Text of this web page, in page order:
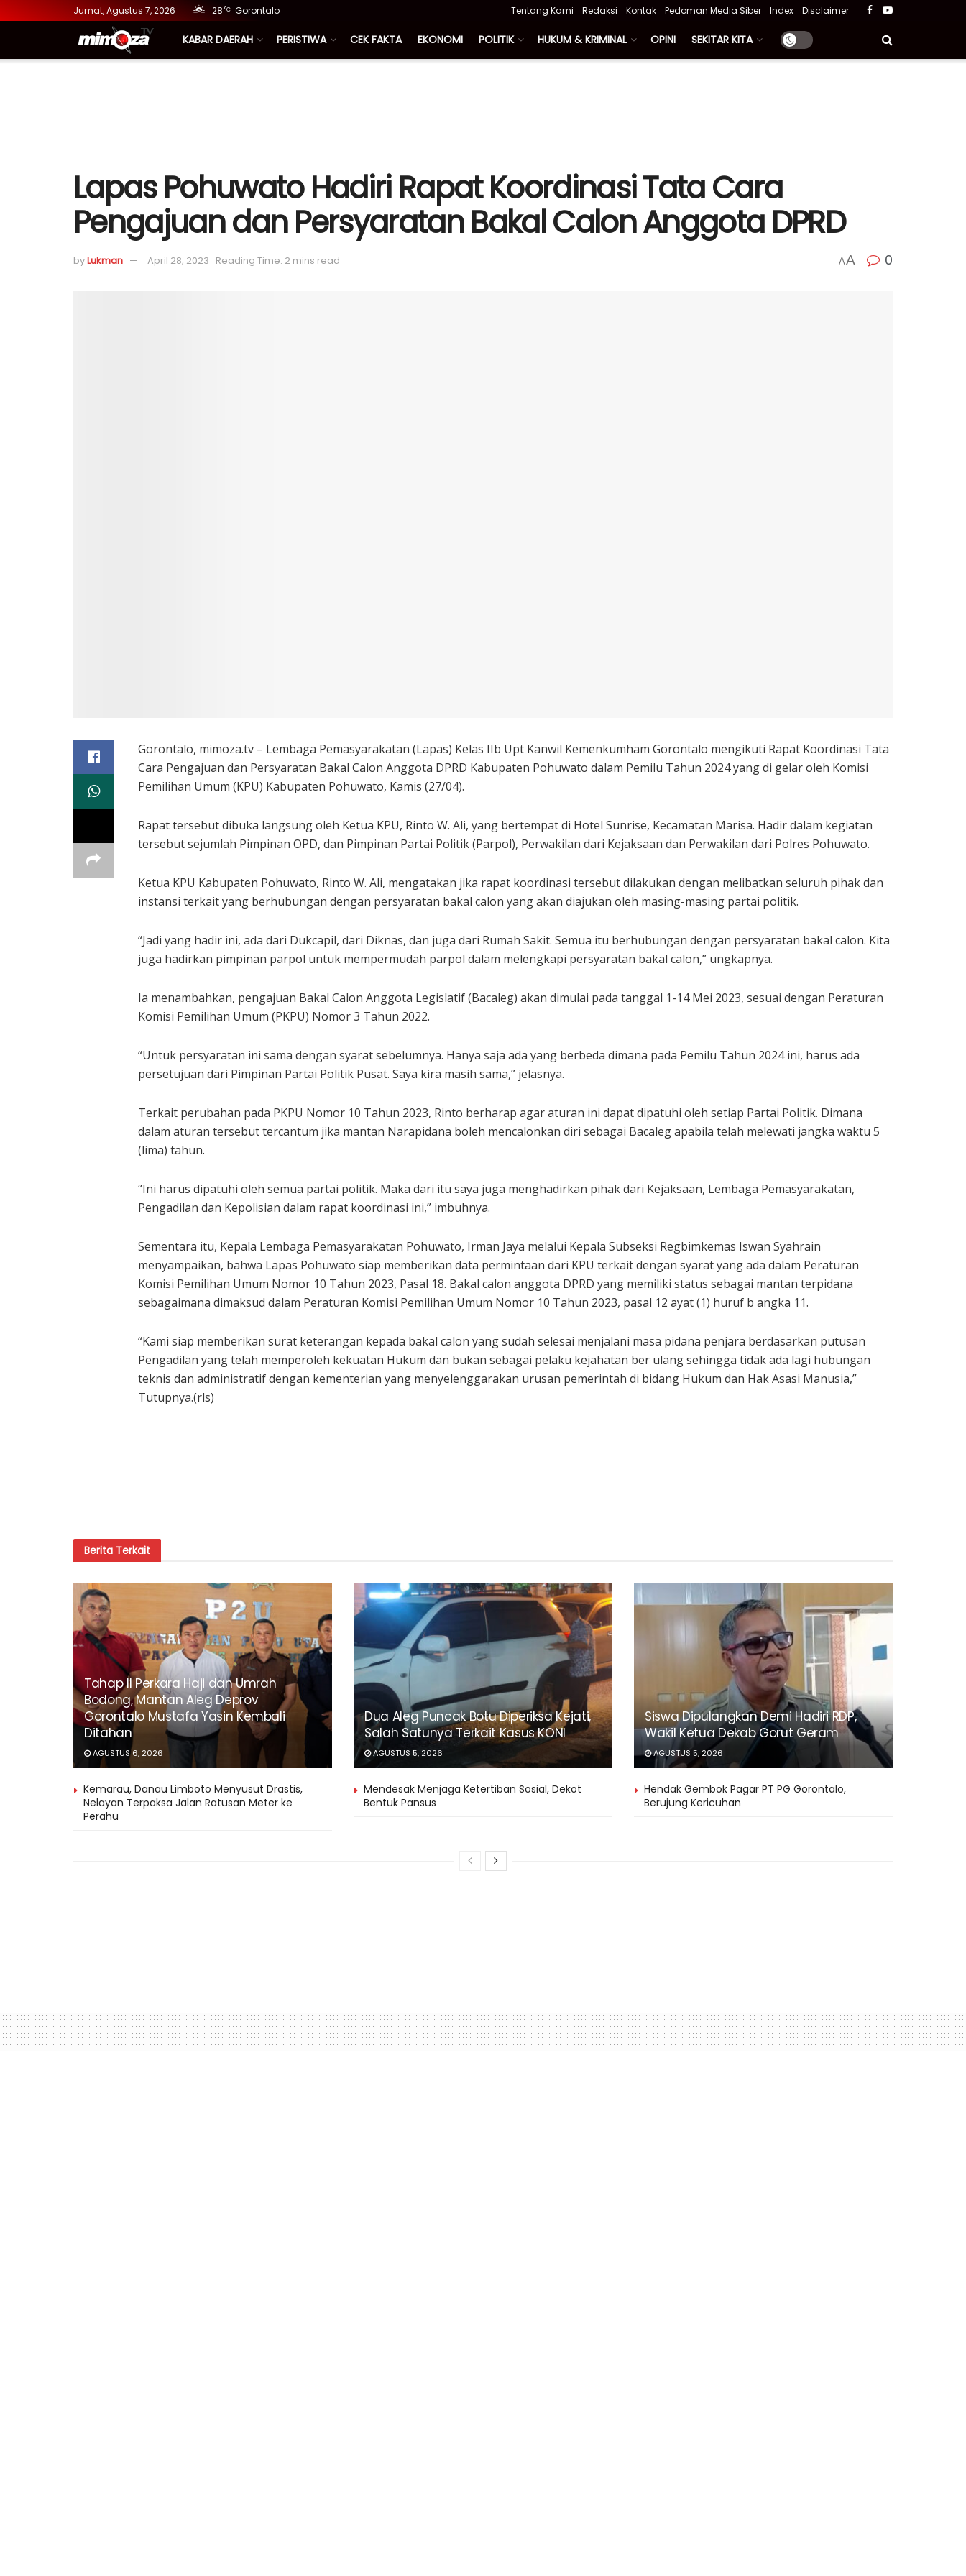
Jumat, Agustus 7, 2026 28 °C Gorontalo Tentang Kami Redaksi Kontak Pedoman Media Siber Index Disclaimer
KABAR DAERAH PERISTIWA CEK FAKTA EKONOMI POLITIK HUKUM & KRIMINAL OPINI SEKITAR KITA
Lapas Pohuwato Hadiri Rapat Koordinasi Tata Cara
Pengajuan dan Persyaratan Bakal Calon Anggota DPRD
byLukman April 28, 2023 Reading Time: 2 mins read AA 0
Gorontalo, mimoza.tv – Lembaga Pemasyarakatan (Lapas) Kelas IIb Upt Kanwil Kemenkumham Gorontalo mengikuti Rapat Koordinasi Tata
Cara Pengajuan dan Persyaratan Bakal Calon Anggota DPRD Kabupaten Pohuwato dalam Pemilu Tahun 2024 yang di gelar oleh Komisi
Pemilihan Umum (KPU) Kabupaten Pohuwato, Kamis (27/04).
Rapat tersebut dibuka langsung oleh Ketua KPU, Rinto W. Ali, yang bertempat di Hotel Sunrise, Kecamatan Marisa. Hadir dalam kegiatan
tersebut sejumlah Pimpinan OPD, dan Pimpinan Partai Politik (Parpol), Perwakilan dari Kejaksaan dan Perwakilan dari Polres Pohuwato.
Ketua KPU Kabupaten Pohuwato, Rinto W. Ali, mengatakan jika rapat koordinasi tersebut dilakukan dengan melibatkan seluruh pihak dan
instansi terkait yang berhubungan dengan persyaratan bakal calon yang akan diajukan oleh masing-masing partai politik.
“Jadi yang hadir ini, ada dari Dukcapil, dari Diknas, dan juga dari Rumah Sakit. Semua itu berhubungan dengan persyaratan bakal calon. Kita
juga hadirkan pimpinan parpol untuk mempermudah parpol dalam melengkapi persyaratan bakal calon,” ungkapnya.
Ia menambahkan, pengajuan Bakal Calon Anggota Legislatif (Bacaleg) akan dimulai pada tanggal 1-14 Mei 2023, sesuai dengan Peraturan
Komisi Pemilihan Umum (PKPU) Nomor 3 Tahun 2022.
“Untuk persyaratan ini sama dengan syarat sebelumnya. Hanya saja ada yang berbeda dimana pada Pemilu Tahun 2024 ini, harus ada
persetujuan dari Pimpinan Partai Politik Pusat. Saya kira masih sama,” jelasnya.
Terkait perubahan pada PKPU Nomor 10 Tahun 2023, Rinto berharap agar aturan ini dapat dipatuhi oleh setiap Partai Politik. Dimana
dalam aturan tersebut tercantum jika mantan Narapidana boleh mencalonkan diri sebagai Bacaleg apabila telah melewati jangka waktu 5
(lima) tahun.
“Ini harus dipatuhi oleh semua partai politik. Maka dari itu saya juga menghadirkan pihak dari Kejaksaan, Lembaga Pemasyarakatan,
Pengadilan dan Kepolisian dalam rapat koordinasi ini,” imbuhnya.
Sementara itu, Kepala Lembaga Pemasyarakatan Pohuwato, Irman Jaya melalui Kepala Subseksi Regbimkemas Iswan Syahrain
menyampaikan, bahwa Lapas Pohuwato siap memberikan data permintaan dari KPU terkait dengan syarat yang ada dalam Peraturan
Komisi Pemilihan Umum Nomor 10 Tahun 2023, Pasal 18. Bakal calon anggota DPRD yang memiliki status sebagai mantan terpidana
sebagaimana dimaksud dalam Peraturan Komisi Pemilihan Umum Nomor 10 Tahun 2023, pasal 12 ayat (1) huruf b angka 11.
“Kami siap memberikan surat keterangan kepada bakal calon yang sudah selesai menjalani masa pidana penjara berdasarkan putusan
Pengadilan yang telah memperoleh kekuatan Hukum dan bukan sebagai pelaku kejahatan ber ulang sehingga tidak ada lagi hubungan
teknis dan administratif dengan kementerian yang menyelenggarakan urusan pemerintah di bidang Hukum dan Hak Asasi Manusia,”
Tutupnya.(rls)
Berita Terkait
Tahap II Perkara Haji dan Umrah
Bodong, Mantan Aleg Deprov
Gorontalo Mustafa Yasin Kembali
Ditahan
AGUSTUS 6, 2026
Dua Aleg Puncak Botu Diperiksa Kejati,
Salah Satunya Terkait Kasus KONI
AGUSTUS 5, 2026
Siswa Dipulangkan Demi Hadiri RDP,
Wakil Ketua Dekab Gorut Geram
AGUSTUS 5, 2026
Kemarau, Danau Limboto Menyusut Drastis,
Nelayan Terpaksa Jalan Ratusan Meter ke
Perahu
Mendesak Menjaga Ketertiban Sosial, Dekot
Bentuk Pansus
Hendak Gembok Pagar PT PG Gorontalo,
Berujung Kericuhan